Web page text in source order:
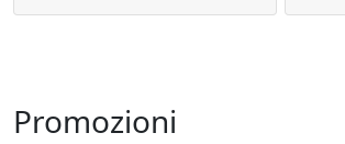
Promozioni